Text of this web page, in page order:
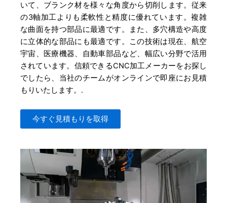
いて、ブランク材を様々な角度から切削します。従来
の3軸加工よりも柔軟性と精度に優れています。複雑
な曲面を持つ部品に最適です。また、多穴構造や高度
に立体的な部品にも最適です。この技術は現在、航空
宇宙、医療機器、自動車部品など、幅広い分野で活用
されています。信頼できるCNC加工メーカーをお探し
でしたら、当社のチームがオンラインで即座にお見積
もりいたします。.
今すぐ見積もりを取得